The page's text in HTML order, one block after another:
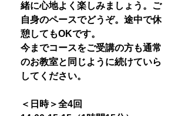
緒に心地よく楽しみましょう。ご
自身のペースでどうぞ。途中で休
憩してもOKです。
今までコースをご受講の方も通常
のお教室と同じように続けていら
してください。
＜日時＞全4回